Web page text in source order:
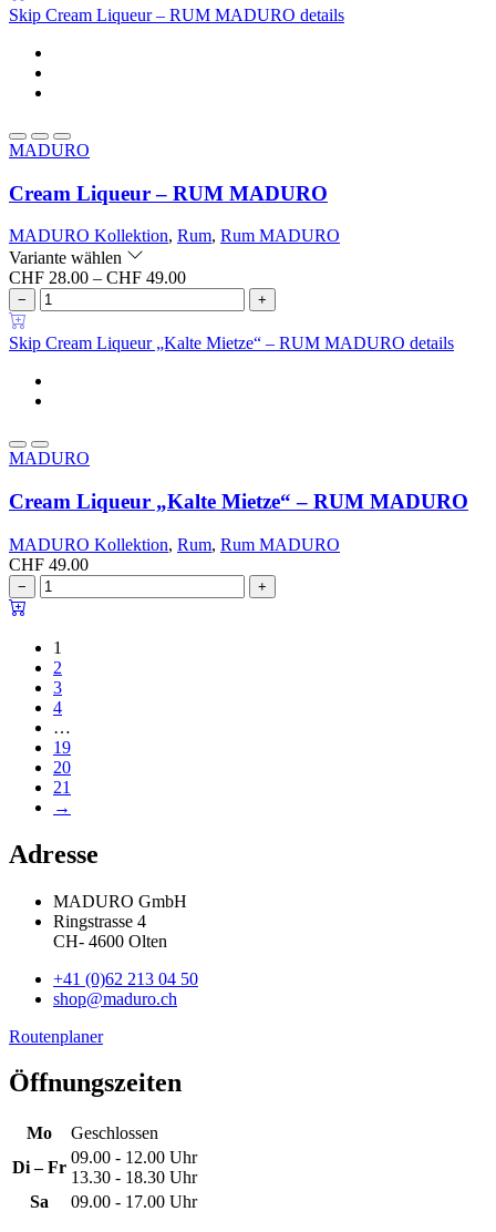
Skip Cream Liqueur – RUM MADURO details
MADURO
Cream Liqueur – RUM MADURO
MADURO Kollektion, Rum, Rum MADURO
Variante wählen
CHF 28.00 – CHF 49.00
− +
Skip Cream Liqueur „Kalte Mietze“ – RUM MADURO details
MADURO
Cream Liqueur „Kalte Mietze“ – RUM MADURO
MADURO Kollektion, Rum, Rum MADURO
CHF 49.00
− +
1
2
3
4
…
19
20
21
→
Adresse
MADURO GmbH
Ringstrasse 4
CH- 4600 Olten
+41 (0)62 213 04 50
shop@maduro.ch
Routenplaner
Öffnungszeiten
Mo
Geschlossen
Di – Fr
09.00 - 12.00 Uhr
13.30 - 18.30 Uhr
Sa
09.00 - 17.00 Uhr